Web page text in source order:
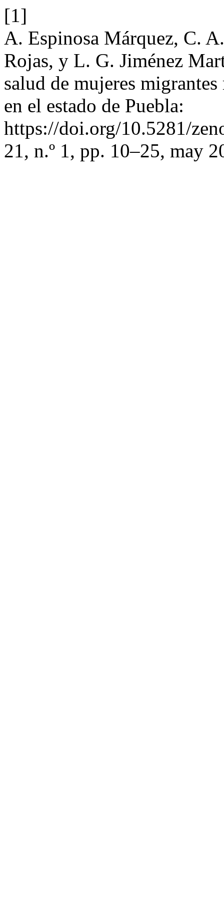
[1]
A. Espinosa Márquez, C.
Rojas, y L. G. Jiménez
salud de mujeres
en el estado de Puebla:
https://doi.org/10.5281/
21, n.º 1, pp. 10–25, may